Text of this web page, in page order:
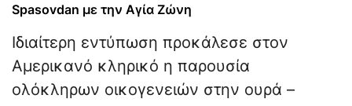
Spasovdan με την Αγία Ζώνη
Ιδιαίτερη εντύπωση προκάλεσε στον
Αμερικανό κληρικό η παρουσία
ολόκληρων οικογενειών στην ουρά –